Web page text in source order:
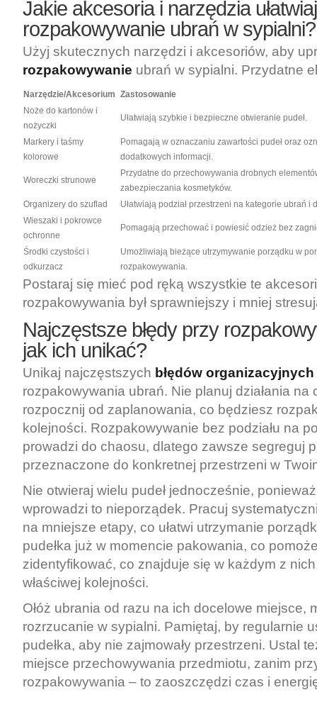
Jakie akcesoria i narzędzia
rozpakowywanie ubrań w sypialni?
Użyj skutecznych narzędzi i akcesoriów, aby
rozpakowywanie ubrań w sypialni. Przydatne
Narzędzie/Akcesorium Zastosowanie
Noże do kartonów i
nożyczki
Ułatwiają szybkie i bezpieczne otwieranie pudeł.
Markery i taśmy
kolorowe
Pomagają w oznaczaniu zawartości pudeł oraz
dodatkowych informacji.
Woreczki strunowe
Przydatne do przechowywania drobnych
zabezpieczania kosmetyków.
Organizery do szuflad
Ułatwiają podział przestrzeni na kategorie ubrań i
Wieszaki i pokrowce
ochronne
Pomagają przechować i powiesić odzież bez
Środki czystości i
odkurzacz
Umożliwiają bieżące utrzymywanie porządku w
rozpakowywania.
Postaraj się mieć pod ręką wszystkie te
rozpakowywania był sprawniejszy i mniej
Najczęstsze błędy przy
jak ich unikać?
Unikaj najczęstszych błędów organizacyjnych
rozpakowywania ubrań. Nie planuj działania na
rozpocznij od zaplanowania, co będziesz
kolejności. Rozpakowywanie bez podziału na
prowadzi do chaosu, dlatego zawsze segreguj
przeznaczone do konkretnej przestrzeni w
Nie otwieraj wielu pudeł jednocześnie,
wprowadzi to nieporządek. Pracuj
na mniejsze etapy, co ułatwi utrzymanie
pudełka już w momencie pakowania, co
zidentyfikować, co znajduje się w każdym z
właściwej kolejności.
Ołóż ubrania od razu na ich docelowe miejsce,
rozrzucanie w sypialni. Pamiętaj, by regularnie
pudełka, aby nie zajmowały przestrzeni. Ustal
miejsce przechowywania przedmiotu, zanim
rozpakowywania – to zaoszczędzi czas i